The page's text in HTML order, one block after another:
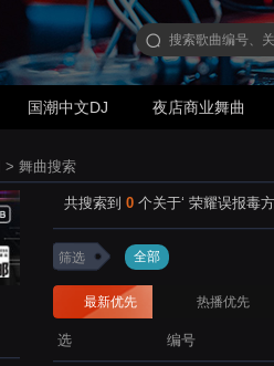
国潮中文DJ 夜店商业舞曲
> 舞曲搜索
共搜索到 0 个关于‘ 荣耀误报毒
筛选 全部
最新优先 热播优先
选 编号